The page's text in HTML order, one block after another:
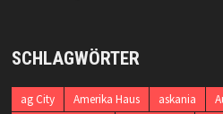
SCHLAGWÖRTER
ag City Amerika Haus askania